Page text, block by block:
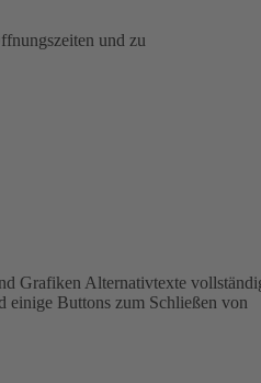
und zu
Grafiken Alternativtexte
einige Buttons zum Schließen von